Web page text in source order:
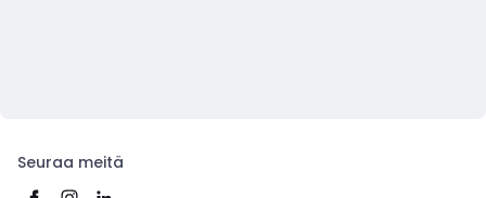
Seuraa meitä